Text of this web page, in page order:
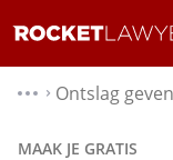
⌃ Ontslag geven
MAAK JE GRATIS